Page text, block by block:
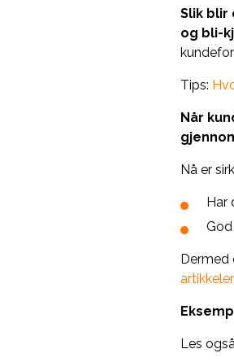
Slik blir
og bli-
Tips:
Når
Nå er
Har
Dermed
Les